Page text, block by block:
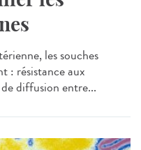
les souches
: résistance aux
diffusion entre...